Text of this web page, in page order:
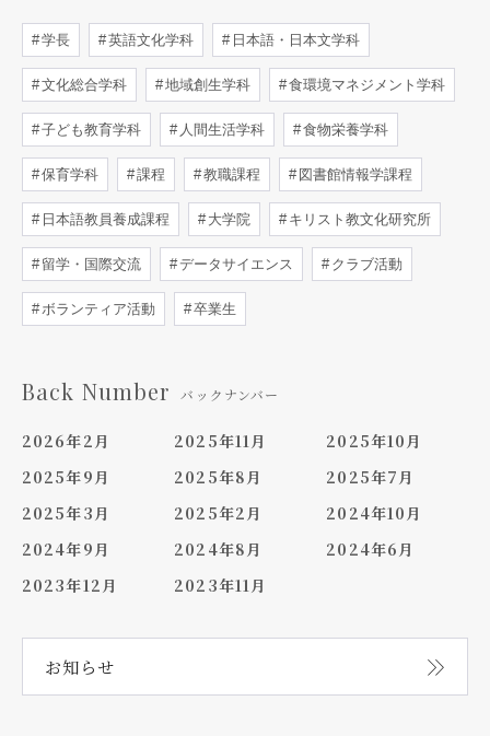
学長 英語文化学科 日本語・日本文学科
文化総合学科 地域創生学科 食環境マネジメント学科
子ども教育学科 人間生活学科 食物栄養学科
保育学科 課程 教職課程 図書館情報学課程
日本語教員養成課程 大学院 キリスト教文化研究所
留学・国際交流 データサイエンス クラブ活動
ボランティア活動 卒業生
Back Number バックナンバー
2026年2月 2025年11月
2025年10月
2025年9月
2025年8月
2025年7月
2025年3月
2025年2月
2024年10月
2024年9月
2024年8月
2024年6月
2023年12月
2023年11月
お知らせ